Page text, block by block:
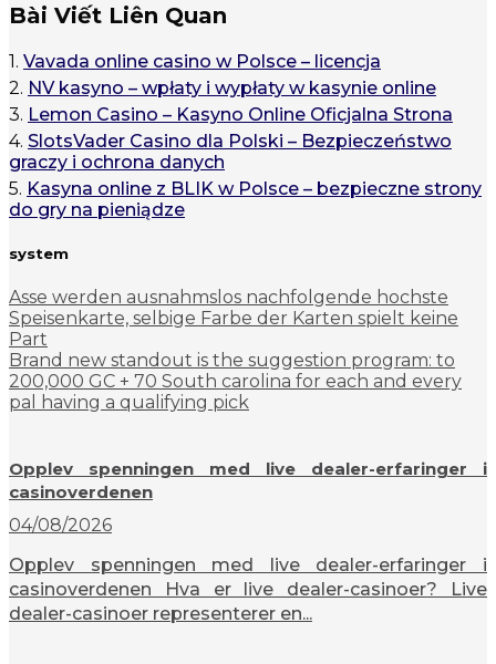
Bài Viết Liên Quan
1. Vavada online casino w Polsce – licencja
2. NV kasyno – wpłaty i wypłaty w kasynie online
3. Lemon Casino – Kasyno Online Oficjalna Strona
4. SlotsVader Casino dla Polski – Bezpieczeństwo
graczy i ochrona danych
5. Kasyna online z BLIK w Polsce – bezpieczne strony
do gry na pieniądze
system
Asse werden ausnahmslos nachfolgende hochste
Speisenkarte, selbige Farbe der Karten spielt keine
Part
Brand new standout is the suggestion program: to
200,000 GC + 70 South carolina for each and every
pal having a qualifying pick
Opplev spenningen med live dealer-erfaringer i
casinoverdenen
04/08/2026
Opplev spenningen med live dealer-erfaringer i
casinoverdenen Hva er live dealer-casinoer? Live
dealer-casinoer representerer en...